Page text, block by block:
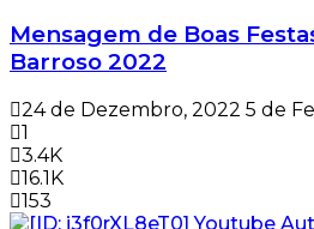
Mensagem de Boas
Barroso 2022
24 de Dezembro, 2022 5 de
1
3.4K
16.1K
153